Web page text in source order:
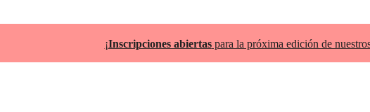
¡Inscripciones abiertaspara la próxima edición de